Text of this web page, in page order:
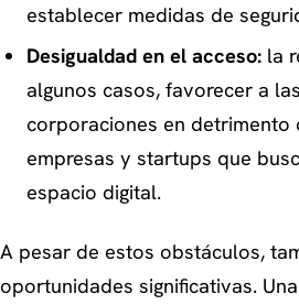
establecer medidas de
Desigualdad en el acceso:la
algunos casos, favorecer a
corporaciones en detrimento
empresas y startups que
espacio digital.
A pesar de estos obstáculos,
oportunidades significativas.